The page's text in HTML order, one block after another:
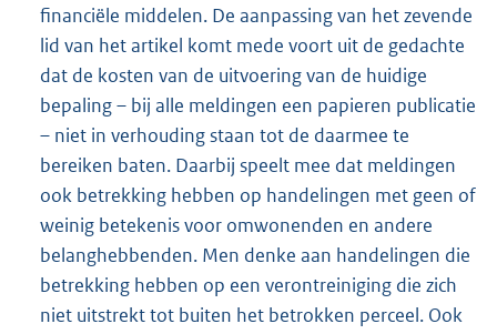
financiële middelen. De aanpassing van het zevende
lid van het artikel komt mede voort uit de gedachte
dat de kosten van de uitvoering van de huidige
bepaling – bij alle meldingen een papieren publicatie
– niet in verhouding staan tot de daarmee te
bereiken baten. Daarbij speelt mee dat meldingen
ook betrekking hebben op handelingen met geen of
weinig betekenis voor omwonenden en andere
belanghebbenden. Men denke aan handelingen die
betrekking hebben op een verontreiniging die zich
niet uitstrekt tot buiten het betrokken perceel. Ook